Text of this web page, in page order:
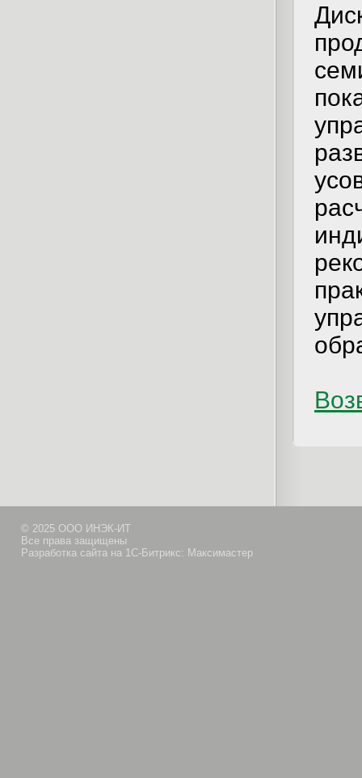
© 2025 ООО ИНЭК-ИТ
Все права защищены
Разработка сайта на 1С-Битрикс: Максимастер